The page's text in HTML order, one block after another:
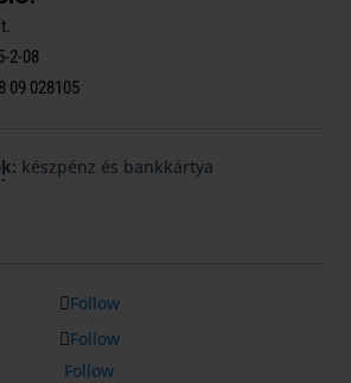
2-08
09 028105
készpénz és bankkártya
Follow
Follow
Follow